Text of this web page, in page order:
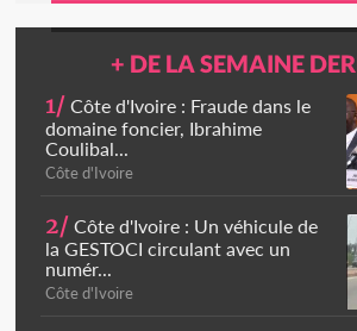
+ DE LA SEMAINE
1/ Côte d'Ivoire : Fraude dans le
domaine foncier, Ibrahime
Coulibal...
Côte d'Ivoire
2/ Côte d'Ivoire : Un véhicule de
la GESTOCI circulant avec un
numér...
Côte d'Ivoire